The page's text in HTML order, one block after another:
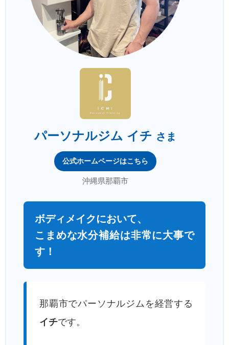
パーソナルジム イチ さま
公式ホームページはこちら
沖縄県那覇市
ボディメイクにおいて、
こまめな水分補給は非常に大事で
す！
那覇市でパーソナルジムを経営する
イチです。